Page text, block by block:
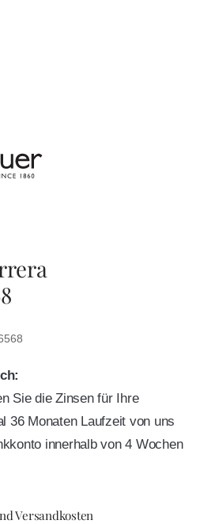
Sie die Zinsen für Ihre
36 Monaten Laufzeit von uns
innerhalb von 4 Wochen
Versandkosten